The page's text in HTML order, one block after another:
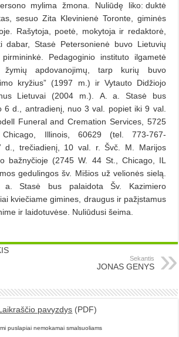
mylima žmona. Nuliūdę liko: duktė
sesuo Zita Klevinienė Toronte, giminės
Rašytoja, poetė, mokytoja ir redaktorė,
dabar, Stasė Petersonienė buvo Lietuvių
Pedagoginio instituto ilgametė
žymių apdovanojimų, tarp kurių buvo
kryžius” (1997 m.) ir Vytauto Didžiojo
Lietuvai (2004 m.). A. a. Stasė bus
6 d., antradienį, nuo 3 val. popiet iki 9 val.
Funeral and Cremation Services, 5725
Illinois, 60629 (tel. 773-767-
d., trečiadienį, 10 val. r. Švč. M. Marijos
bažnyčioje (2745 W. 44 St., Chicago, IL
gedulingos šv. Mišios už velionės sielą.
Stasė bus palaidota Šv. Kazimiero
kviečiame gimines, draugus ir pažįstamus
ir laidotuvėse. Nuliūdusi šeima.
Sekantis
JONAS GENYS
pavyzdys (PDF)
puslapiai nemokamai smalsuoliams